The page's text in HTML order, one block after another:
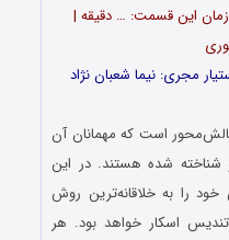
(فصل 6) | مدت زمان این قسمت: … دقیقه |
مجری: نیما شعبان نژاد
است که مهمانان آن
شناخته‌ شده هستند. در این
را به خلاقانه‌ترین روش
اسکار خواهد بود. هر